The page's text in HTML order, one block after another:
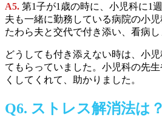
A5. 第1子が1歳の時に、小児科に1
夫も一緒に勤務している病院の小
たわら夫と交代で付き添い、看病し
どうしても付き添えない時は、小
てもらっていました。小児科の先
くしてくれて、助かりました。
Q6. ストレス解消法は ？